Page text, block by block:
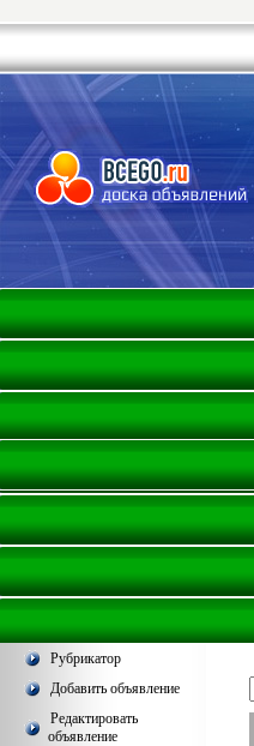
Рубрикатор
Добавить объявление
Редактировать
объявление